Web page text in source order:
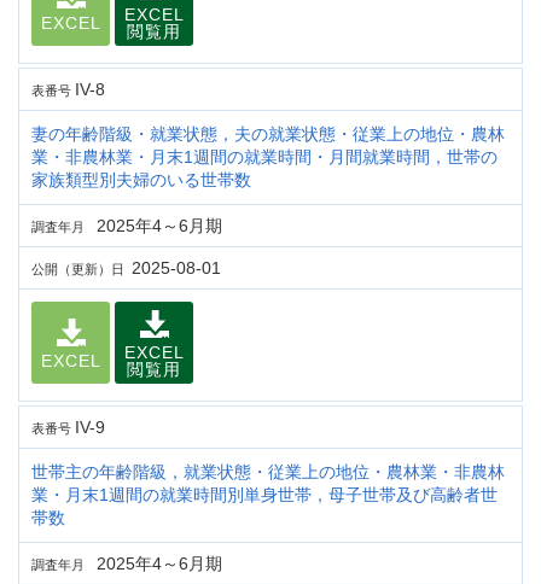
EXCEL
EXCEL
閲覧用
表番号 IV-8
妻の年齢階級・就業状態，夫の就業状態・従業上の地位・農林
業・非農林業・月末1週間の就業時間・月間就業時間，世帯の
家族類型別夫婦のいる世帯数
調査年月 2025年4～6月期
公開（更新）日 2025-08-01
EXCEL
EXCEL
閲覧用
表番号 IV-9
世帯主の年齢階級，就業状態・従業上の地位・農林業・非農林
業・月末1週間の就業時間別単身世帯，母子世帯及び高齢者世
帯数
調査年月 2025年4～6月期